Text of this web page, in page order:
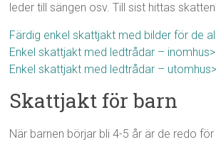
leder till sängen osv. Till sist hittas
Färdig enkel skattjakt med bilder för de
Enkel skattjakt med ledtrådar –
Enkel skattjakt med ledtrådar –
Skattjakt för barn
När barnen börjar bli 4-5 år är de redo